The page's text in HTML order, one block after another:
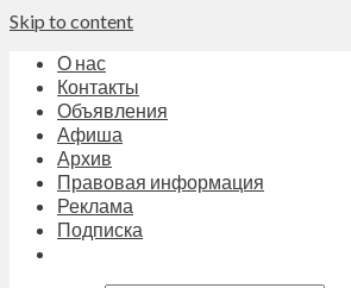
Skip to content
О нас
Контакты
Объявления
Афиша
Архив
Правовая информация
Реклама
Подписка